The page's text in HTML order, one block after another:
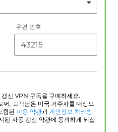
우편 번호
신 VPN 구독을 구매하세요.
써, 고객님은 미국 거주자를 대상으
함된 이용 약관과 개인정보 처리방
된 자동 갱신 약관에 동의하게 되십